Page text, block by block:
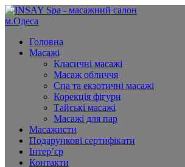
Головна
Масажі
Класичні масажі
Масаж обличчя
Спа та екзотичні масажі
Корекція фігури
Тайські масажі
Масажі для пар
Масажисти
Подарункові сертифікати
Інтер’єр
Контакти